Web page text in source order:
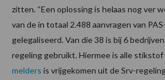
zitten. “Een oplossing is helaas nog ver
van de in totaal 2.488 aanvragen van
gelegaliseerd. Van die 38 is bij 6
regeling gebruikt. Hiermee is alle stikstof
melders is vrijgekomen uit de Srv-